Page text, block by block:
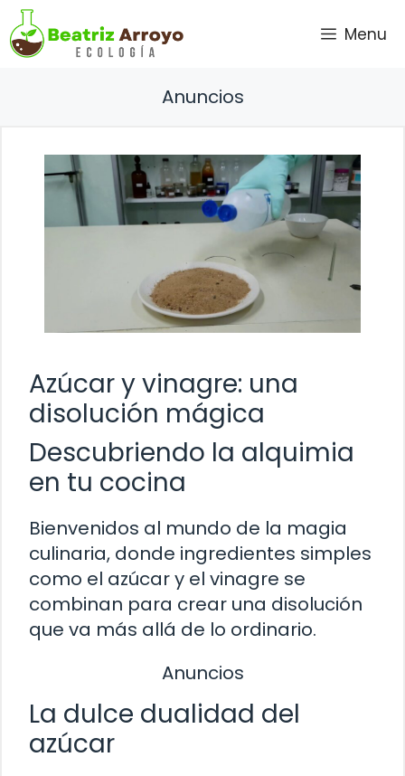
Saltar
al
contenido
Menu
Anuncios
Azúcar y vinagre: una
disolución mágica
Descubriendo la alquimia
en tu cocina
Bienvenidos al mundo de la magia
culinaria, donde ingredientes simples
como el azúcar y el vinagre se
combinan para crear una disolución
que va más allá de lo ordinario.
Anuncios
La dulce dualidad del
azúcar